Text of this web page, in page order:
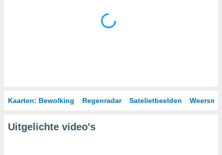
Kaarten: Bewolking Regenradar Satelietbeelden
Uitgelichte video's